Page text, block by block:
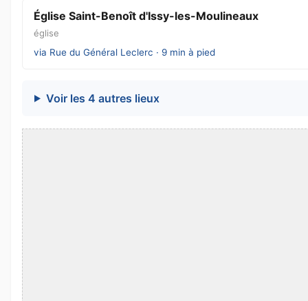
Église Saint-Benoît d'Issy-les-Moulineaux
église
via Rue du Général Leclerc · 9 min à pied
Voir les 4 autres lieux